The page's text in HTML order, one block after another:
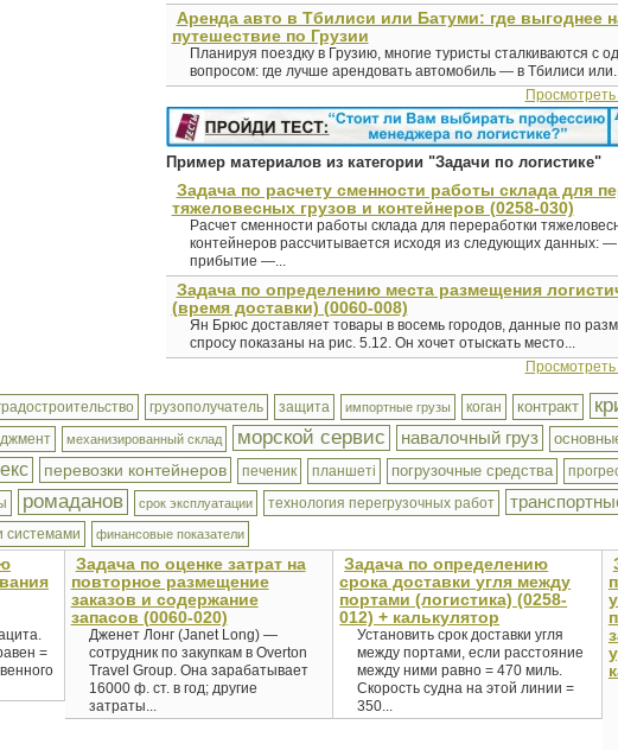
Аренда авто в Тбилиси или Батуми: где выгоднее
путешествие по Грузии
Планируя поездку в Грузию, многие туристы сталкиваются с
вопросом: где лучше арендовать автомобиль — в Тбилиси
Пример материалов из категории "Задачи по логистике"
Задача по расчету сменности работы склада для
тяжеловесных грузов и контейнеров (0258-030)
Расчет сменности работы склада для переработки
контейнеров рассчитывается исходя из следующих данных: —
прибытие —...
Задача по определению места размещения
(время доставки) (0060-008)
Ян Брюс доставляет товары в восемь городов, данные по
спросу показаны на рис. 5.12. Он хочет отыскать место...
грузополучатель защита импортные грузы коган контракт
механизированный склад морской сервис навалочный груз
перевозки контейнеров печеник планшеті погрузочные средства
ромаданов срок эксплуатации технология перегрузочных работ
системами финансовые показатели
=
Задача по оценке затрат на
повторное размещение
заказов и содержание
запасов (0060-020)
Дженет Лонг (Janet Long) —
сотрудник по закупкам в Overton
Travel Group. Она зарабатывает
16000 ф. ст. в год; другие
затраты...
Задача по определению
срока доставки угля между
портами (логистика) (0258-
012) + калькулятор
Установить срок доставки угля
между портами, если расстояние
между ними равно = 470 миль.
Скорость судна на этой линии =
350...